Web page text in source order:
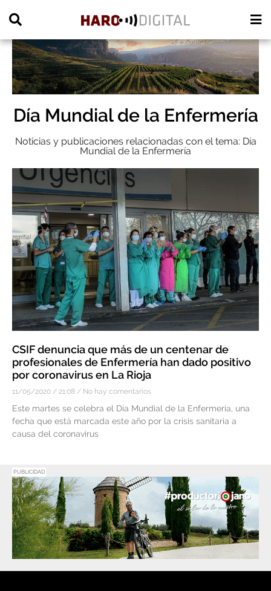
Día Mundial de la Enfermería
Noticias y publicaciones relacionadas con el tema: Día
Mundial de la Enfermería
CSIF denuncia que más de un centenar de
profesionales de Enfermería han dado positivo
por coronavirus en La Rioja
11/05/2020 21:08 No hay comentarios
Este martes se celebra el Día Mundial de la Enfermería, una
fecha que está marcada este año por la crisis sanitaria a
causa del coronavirus
PUBLICIDAD